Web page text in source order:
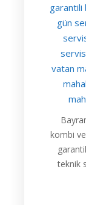
garantili
gün
vatan
kombi ve
teknik